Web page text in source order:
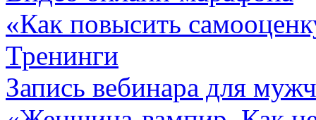
«Как повысить
Тренинги
Запись вебинара для